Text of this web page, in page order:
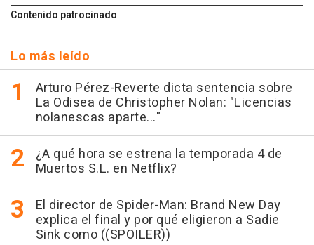
Contenido patrocinado
Lo más leído
Arturo Pérez-Reverte dicta sentencia sobre
La Odisea de Christopher Nolan: "Licencias
nolanescas aparte..."
¿A qué hora se estrena la temporada 4 de
Muertos S.L. en Netflix?
El director de Spider-Man: Brand New Day
explica el final y por qué eligieron a Sadie
Sink como ((SPOILER))